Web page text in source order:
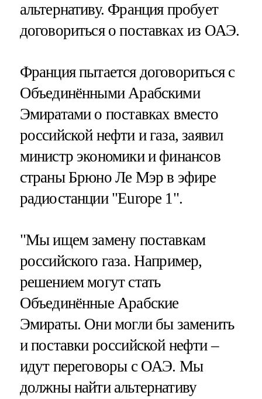
альтернативу. Франция пробует
договориться о поставках из ОАЭ.
Франция пытается договориться с
Объединёнными Арабскими
Эмиратами о поставках вместо
российской нефти и газа, заявил
министр экономики и финансов
страны Брюно Ле Мэр в эфире
радиостанции "Europe 1".
"Мы ищем замену поставкам
российского газа. Например,
решением могут стать
Объединённые Арабские
Эмираты. Они могли бы заменить
и поставки российской нефти –
идут переговоры с ОАЭ. Мы
должны найти альтернативу